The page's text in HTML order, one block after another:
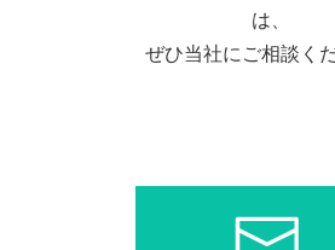
は、
ぜひ当社にご相談くだ